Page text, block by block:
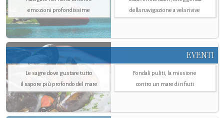
emozioni profondissime
della navigazione a vela rivive
EVENTI
Le sagre dove gustare tutto
il sapore più profondo del mare
Fondali puliti, la missione
contro un mare di rifiuti